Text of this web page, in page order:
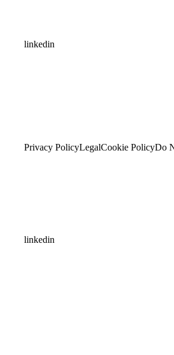
linkedin
Privacy PolicyLegalCookie PolicyDo
linkedin